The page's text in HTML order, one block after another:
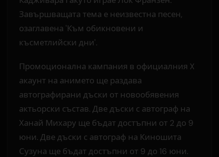
Завършващата тема е неизвестна песен,
озаглавена 'Към обикновени и
късметлийски дни'.
Промоционална кампания в официалния X
акаунт на анимето ще раздава
автографирани дъски от новообявения
актьорски състав. Две дъски с автограф на
Ханай Михару ще бъдат достъпни от 2 до 9
юни. Две дъски с автограф на Киношита
Сузуна ще бъдат достъпни от 9 до 16 юни.